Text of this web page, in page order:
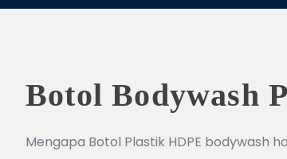
Botol Bodywash
Mengapa Botol Plastik HDPE bodywash